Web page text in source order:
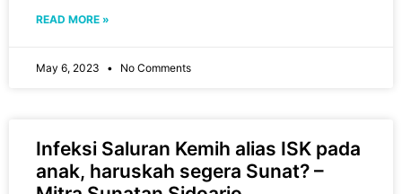
READ MORE »
May 6, 2023 No Comments
Infeksi Saluran Kemih alias ISK pada
anak, haruskah segera Sunat? –